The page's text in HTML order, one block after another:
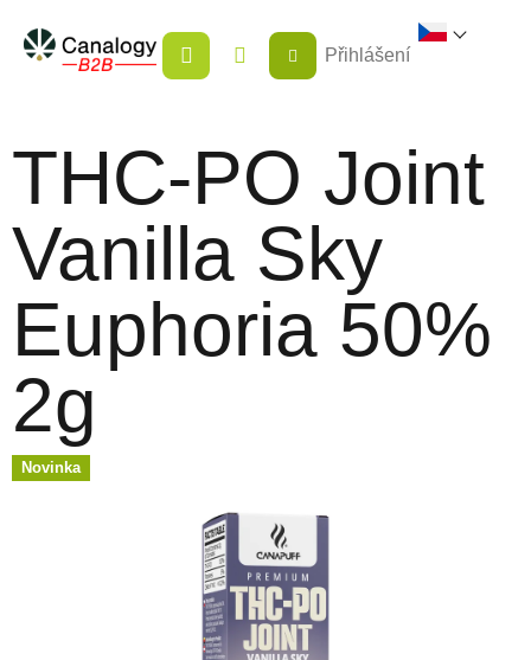
obsah
NÁKUPNÍ
KOŠÍK
Přihlášení
THC-PO Joint
Vanilla Sky
Euphoria 50%
2g
Novinka